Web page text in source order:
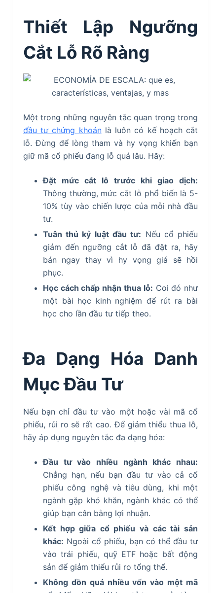
Thiết Lập Ngưỡng
Cắt Lỗ Rõ Ràng
Một trong những nguyên tắc quan trọng trong
đầu tư chứng khoánlà luôn có kế hoạch cắt
lỗ. Đừng để lòng tham và hy vọng khiến bạn
giữ mã cổ phiếu đang lỗ quá lâu. Hãy:
Đặt mức cắt lỗ trước khi giao dịch:
Thông thường, mức cắt lỗ phổ biến là 5-
10% tùy vào chiến lược của mỗi nhà đầu
tư.
Tuân thủ kỷ luật đầu tư: Nếu cổ phiếu
giảm đến ngưỡng cắt lỗ đã đặt ra, hãy
bán ngay thay vì hy vọng giá sẽ hồi
phục.
Học cách chấp nhận thua lỗ: Coi đó như
một bài học kinh nghiệm để rút ra bài
học cho lần đầu tư tiếp theo.
Đa Dạng Hóa Danh
Mục Đầu Tư
Nếu bạn chỉ đầu tư vào một hoặc vài mã cổ
phiếu, rủi ro sẽ rất cao. Để giảm thiểu thua lỗ,
hãy áp dụng nguyên tắc đa dạng hóa:
Đầu tư vào nhiều ngành khác nhau:
Chẳng hạn, nếu bạn đầu tư vào cả cổ
phiếu công nghệ và tiêu dùng, khi một
ngành gặp khó khăn, ngành khác có thể
giúp bạn cân bằng lợi nhuận.
Kết hợp giữa cổ phiếu và các tài sản
khác: Ngoài cổ phiếu, bạn có thể đầu tư
vào trái phiếu, quỹ ETF hoặc bất động
sản để giảm thiểu rủi ro tổng thể.
Không dồn quá nhiều vốn vào một mã